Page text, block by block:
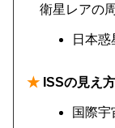
衛星レアの
日本惑
★ ISSの見え
国際宇